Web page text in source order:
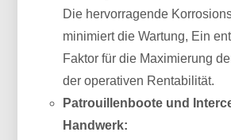
Die hervorragende
minimiert die Wartung, Ein
Faktor für die Maximierung
der operativen Rentabilität.
Patrouillenboote und
Handwerk: